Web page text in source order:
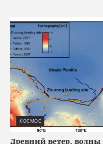
КОСМОС
Древний ветер, волны